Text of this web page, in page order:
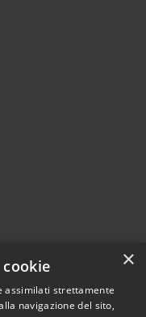
×
assimilati strettamente
navigazione del sito,